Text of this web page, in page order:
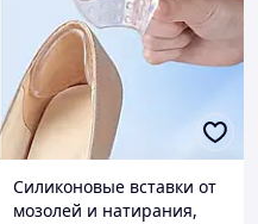
Силиконовые вставки от
мозолей и натирания,